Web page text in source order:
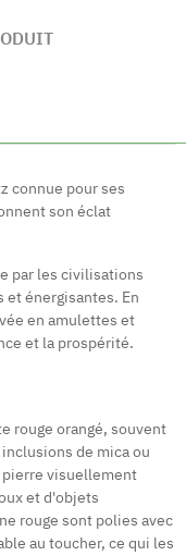
connue pour ses
son éclat
par les civilisations
énergisantes. En
en amulettes et
et la prospérité.
rouge orangé, souvent
de mica ou
visuellement
et d'objets
rouge sont polies avec
au toucher, ce qui les